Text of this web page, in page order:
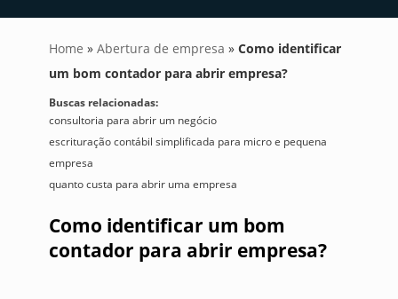
Home » Abertura de empresa » Como identificar
um bom contador para abrir empresa?
Buscas relacionadas:
consultoria para abrir um negócio
escrituração contábil simplificada para micro e pequena
empresa
quanto custa para abrir uma empresa
Como identificar um bom
contador para abrir empresa?